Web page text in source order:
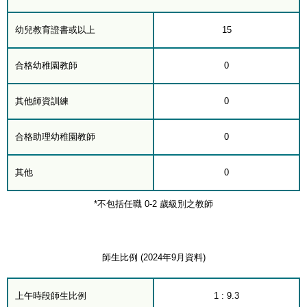
幼兒教育證書或以上 15
合格幼稚園教師 0
其他師資訓練 0
合格助理幼稚園教師 0
其他 0
*不包括任職 0-2 歲級別之教師
師生比例 (2024年9月資料)
上午時段師生比例 1 : 9.3